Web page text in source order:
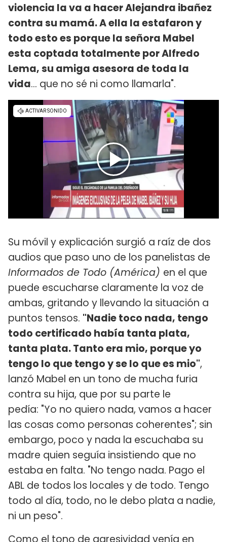
violencia la va a hacer Alejandra ibañez
contra su mamá. A ella la estafaron y
todo esto es porque la señora Mabel
esta coptada totalmente por Alfredo
Lema, su amiga asesora de toda la
vida... que no sé ni como llamarla".
Su móvil y explicación surgió a raíz de dos
audios que paso uno de los panelistas de
Informados de Todo (América) en el que
puede escucharse claramente la voz de
ambas, gritando y llevando la situación a
puntos tensos. "Nadie toco nada, tengo
todo certificado había tanta plata,
tanta plata. Tanto era mio, porque yo
tengo lo que tengo y se lo que es mio",
lanzó Mabel en un tono de mucha furia
contra su hija, que por su parte le
pedía: "Yo no quiero nada, vamos a hacer
las cosas como personas coherentes"; sin
embargo, poco y nada la escuchaba su
madre quien seguía insistiendo que no
estaba en falta. "No tengo nada. Pago el
ABL de todos los locales y de todo. Tengo
todo al día, todo, no le debo plata a nadie,
ni un peso".
Como el tono de agresividad venía en